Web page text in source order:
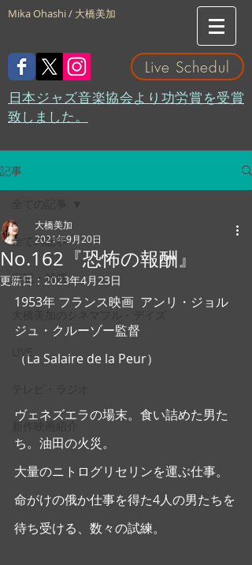
Mika Ohashi / 大橋美加
Live Schedul
​日本ジャズ音楽協会より功労賞を受賞
致しました。
記事
全ての記事
日記・雑感
LIVE
新作映画紹介
No.162『恐怖の報酬』
大橋美加
2021年9月20日
更新日： 2023年4月23日
1953年 フランス映画  アンリ・ジョル
ジュ・クルーゾー監督
（La Salaire de la Peur）
ヴェネズエラの場末。食い詰めた男た
ち。油田の火災。
大量のニトログリセリンを運ぶ仕事。
命がけの俄か仕事を得た4人の男たちを
待ち受ける、数々の試練。